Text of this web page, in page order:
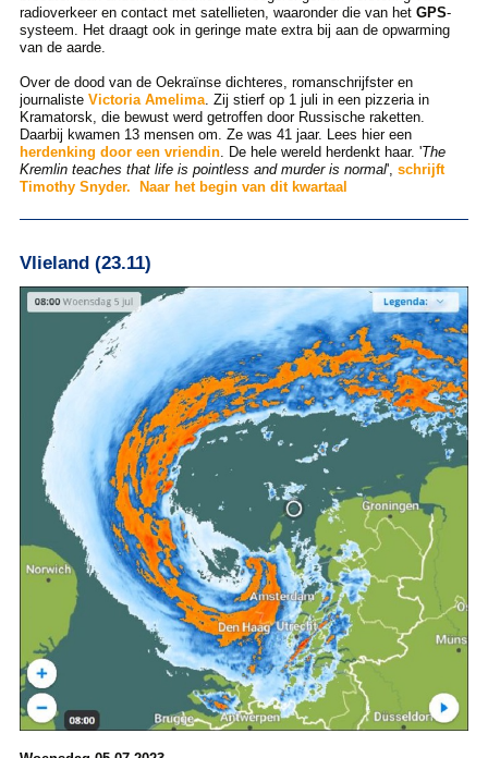
radioverkeer en contact met satellieten, waaronder die van het GPS-
systeem. Het draagt ook in geringe mate extra bij aan de opwarming
van de aarde.
Over de dood van de Oekraïnse dichteres, romanschrijfster en
journaliste Victoria Amelima. Zij stierf op 1 juli in een pizzeria in
Kramatorsk, die bewust werd getroffen door Russische raketten.
Daarbij kwamen 13 mensen om. Ze was 41 jaar. Lees hier een
herdenking door een vriendin. De hele wereld herdenkt haar. 'The
Kremlin teaches that life is pointless and murder is normal', schrijft
Timothy Snyder. Naar het begin van dit kwartaal
Vlieland (23.11)